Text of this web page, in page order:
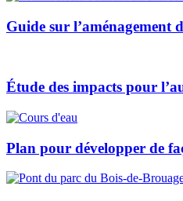
Guide sur l’aménagement
Étude des impacts pour
Plan pour développer de